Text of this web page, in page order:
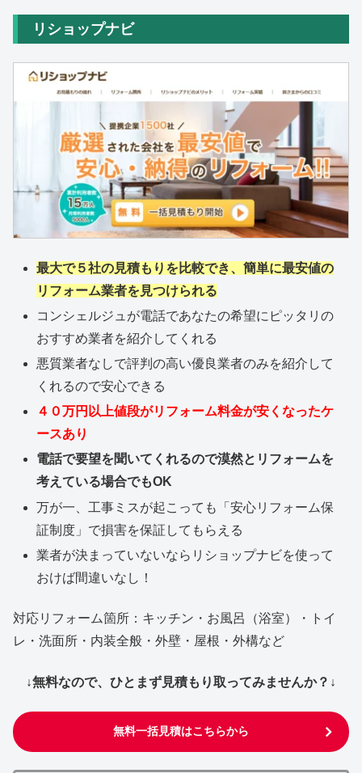
リショップナビ
最大で５社の見積もりを比較でき、簡単に最安値の
リフォーム業者を見つけられる
コンシェルジュが電話であなたの希望にピッタリの
おすすめ業者を紹介してくれる
悪質業者なしで評判の高い優良業者のみを紹介して
くれるので安心できる
４０万円以上値段がリフォーム料金が安くなったケ
ースあり
電話で要望を聞いてくれるので漠然とリフォームを
考えている場合でもOK
万が一、工事ミスが起こっても「安心リフォーム保
証制度」で損害を保証してもらえる
業者が決まっていないならリショップナビを使って
おけば間違いなし！
対応リフォーム箇所：キッチン・お風呂（浴室）・トイ
レ・洗面所・内装全般・外壁・屋根・外構など
↓無料なので、ひとまず見積もり取ってみませんか？↓
無料一括見積はこちらから